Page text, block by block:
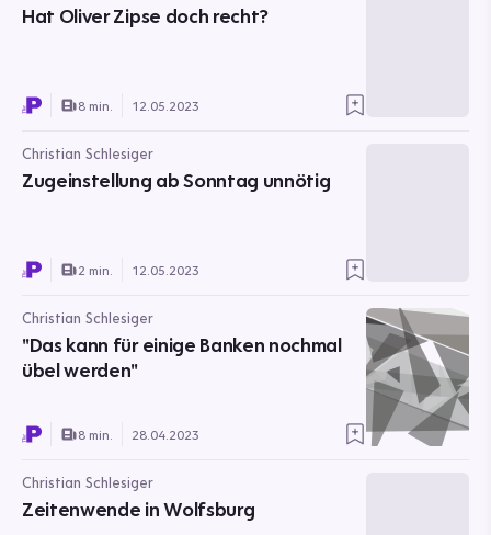
Hat Oliver Zipse doch recht?
8 min. 12.05.2023
Christian Schlesiger
Zugeinstellung ab Sonntag unnötig
2 min. 12.05.2023
Christian Schlesiger
"Das kann für einige Banken nochmal
übel werden"
8 min. 28.04.2023
Christian Schlesiger
Zeitenwende in Wolfsburg